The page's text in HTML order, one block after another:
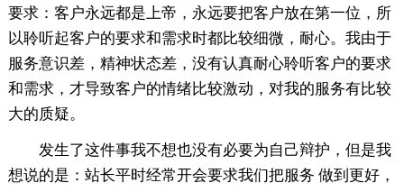
要求：客户永远都是上帝，永远要把客户放在第一位，所
以聆听起客户的要求和需求时都比较细微，耐心。我由于
服务意识差，精神状态差，没有认真耐心聆听客户的要求
和需求，才导致客户的情绪比较激动，对我的服务有比较
大的质疑。
发生了这件事我不想也没有必要为自己辩护，但是我
想说的是：站长平时经常开会要求我们把服务 做到更好，